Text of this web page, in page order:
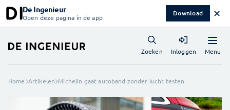
De Ingenieur
Open deze pagina in de app Download ✕
Menu
Zoeken Inloggen
Home Artikelen Michelin gaat autoband zonder lucht testen